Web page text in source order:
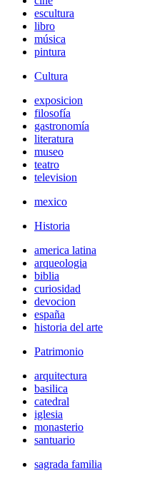
escultura
libro
música
pintura
Cultura
exposicion
filosofía
gastronomía
literatura
museo
teatro
television
mexico
Historia
america latina
arqueologia
biblia
curiosidad
devocion
españa
historia del arte
Patrimonio
arquitectura
basilica
catedral
iglesia
monasterio
santuario
sagrada familia